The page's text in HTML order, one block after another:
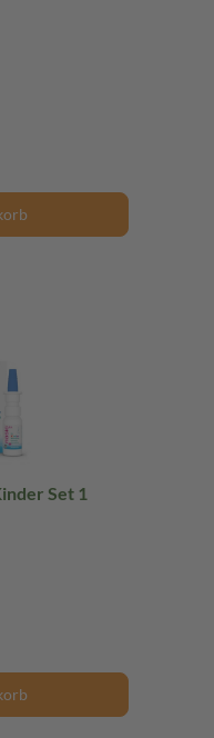
Set 1